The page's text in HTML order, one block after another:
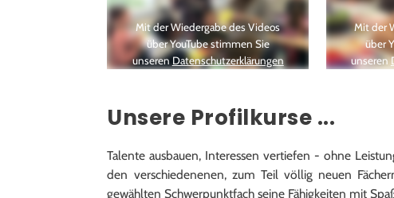
Mit der Wiedergabe des Videos
über YouTube stimmen Sie
unserenDatenschutzerklärungen
Mit der
über
unseren
Unsere Profilkurse ...
Talente ausbauen, Interessen vertiefen - ohne
den verschiedenenen, zum Teil völlig neuen
gewählten Schwerpunktfach seine Fähigkeiten mit